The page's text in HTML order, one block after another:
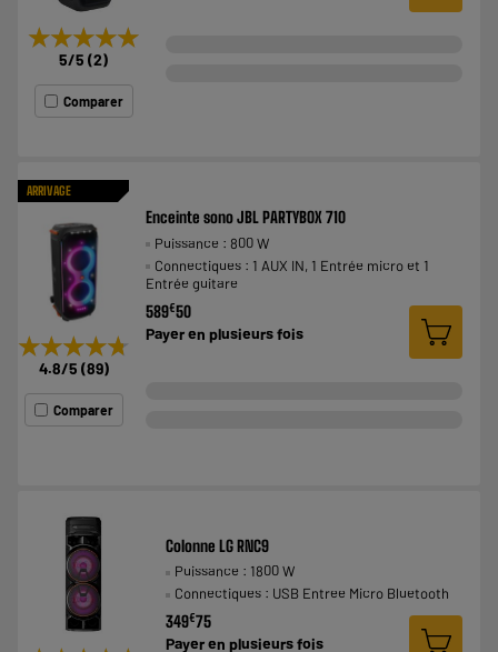
★★★★★
★★★★★
5/5 (2)
Comparer
ARRIVAGE
★★★★★
★★★★★
4.8/5 (89)
Comparer
Enceinte sono JBL PARTYBOX 710
Puissance : 800 W
Connectiques : 1 AUX IN, 1 Entrée micro et 1
Entrée guitare
589€50
Payer en plusieurs fois
Colonne LG RNC9
Puissance : 1800 W
Connectiques : USB Entree Micro Bluetooth
349€75
Payer en plusieurs fois